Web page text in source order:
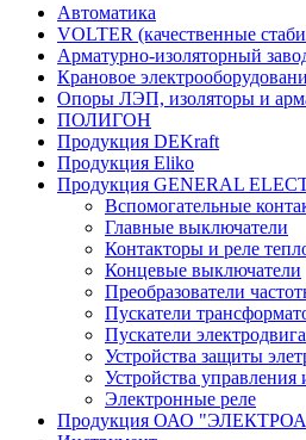
Автоматика
VOLTER (качественные
Арматурно-изоляторный
Крановое
Опоры ЛЭП, изоляторы и
ПОЛИГОН
Продукция DEKraft
Продукция Eliko
Продукция GENERAL
Вспомогательные
Главные выключатели
Контакторы и реле
Концевые выключатели
Преобразователи
Пускатели
Пускатели
Устройства защиты
Устройства управления
Электронные реле
Продукция ОАО